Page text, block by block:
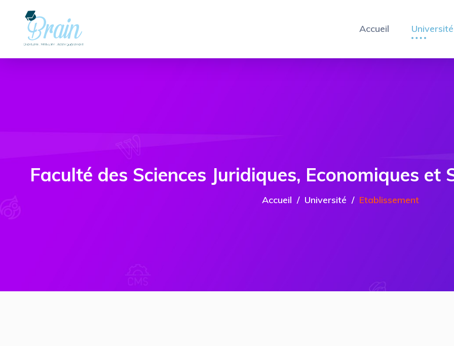
Accueil Université
Faculté des Sciences Juridiques, Economiques
Accueil Université Etablissement